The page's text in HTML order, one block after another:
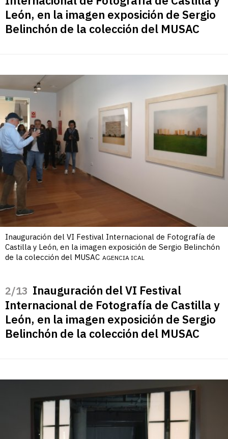
León, en la imagen exposición de Sergio
Belinchón de la colección del MUSAC
Inauguración del VI Festival Internacional de Fotografía de
Castilla y León, en la imagen exposición de Sergio Belinchón
de la colección del MUSAC AGENCIA ICAL
/13 Inauguración del VI Festival
Internacional de Fotografía de Castilla y
León, en la imagen exposición de Sergio
Belinchón de la colección del MUSAC